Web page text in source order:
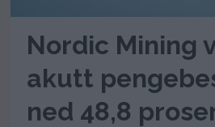
Nordic Mining
akutt
ned 48,8